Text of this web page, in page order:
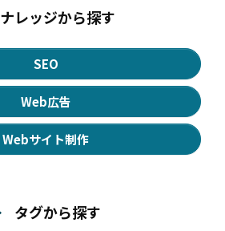
ナレッジから探す
SEO
Web広告
Webサイト制作
タグから探す